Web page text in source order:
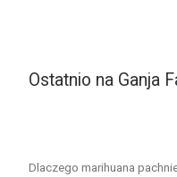
Ostatnio na Ganja
Dlaczego marihuana